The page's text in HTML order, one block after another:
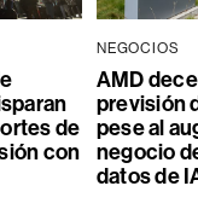
de
con
NEGOCIOS
AMD
previsión
pese al
negocio
datos de